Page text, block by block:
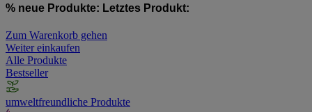
% neue Produkte: Letztes Produkt:
Zum Warenkorb gehen
Weiter einkaufen
Alle Produkte
Bestseller
umweltfreundliche Produkte